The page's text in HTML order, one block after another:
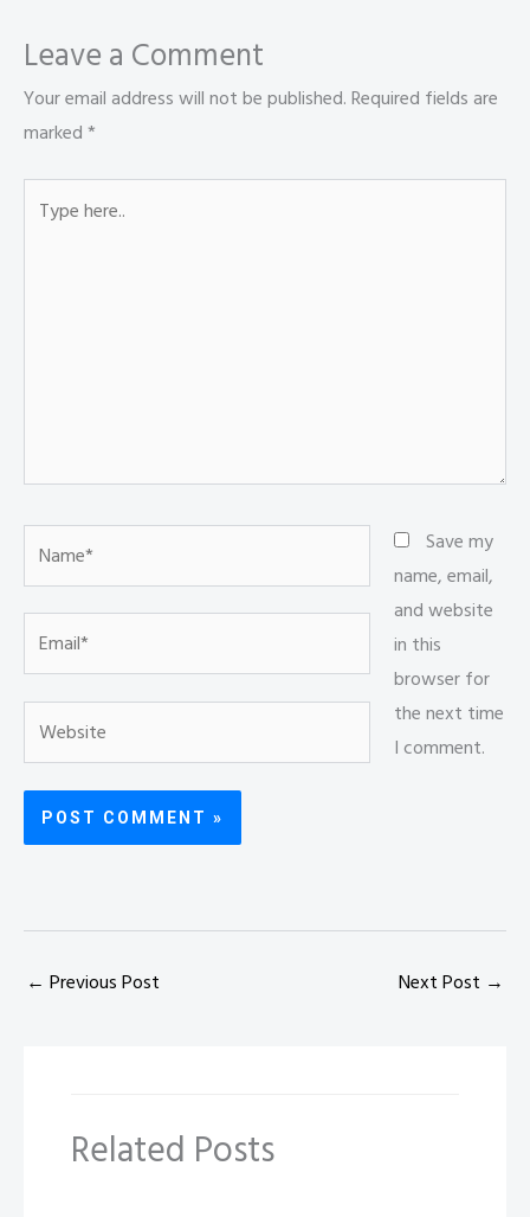
b
o
ok
ts
A
p
e
dI
n
se
n
g
tt
er
re
Leave a Comment
Your email address will not be published.Required fields are
marked*
here..
Email*
Website
Save my
name, email,
and website
in this
browser for
the next time
I comment.
← Previous Post Next Post →
Related Posts